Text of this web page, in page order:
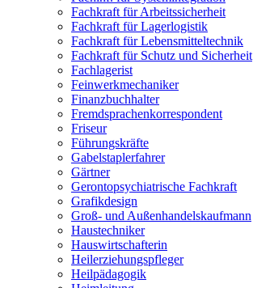
Fachkraft für Arbeitssicherheit
Fachkraft für Lagerlogistik
Fachkraft für Lebensmitteltechnik
Fachkraft für Schutz und Sicherheit
Fachlagerist
Feinwerkmechaniker
Finanzbuchhalter
Fremdsprachenkorrespondent
Friseur
Führungskräfte
Gabelstaplerfahrer
Gärtner
Gerontopsychiatrische Fachkraft
Grafikdesign
Groß- und Außenhandelskaufmann
Haustechniker
Hauswirtschafterin
Heilerziehungspfleger
Heilpädagogik